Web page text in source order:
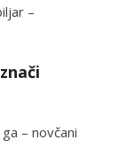
–
– novčani